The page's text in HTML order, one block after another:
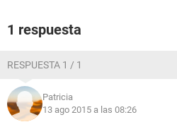
1 respuesta
RESPUESTA 1 / 1
Patricia
13 ago 2015 a las 08:26